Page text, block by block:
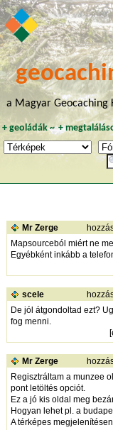
a Magyar Geocaching
+ geoládák~ +
Mr Zerge
Mapsourceból miért ne
Egyébként inkább a
scele
De jól átgondoltad ezt?
fog menni.
[
Mr Zerge
Regisztráltam a munzee
pont letöltés opciót.
Ez a jó kis oldal meg
Hogyan lehet pl. a
A térképes